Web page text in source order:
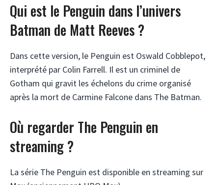
Qui est le Penguin dans l’univers
Batman de Matt Reeves ?
Dans cette version, le Penguin est Oswald Cobblepot,
interprété par Colin Farrell. Il est un criminel de
Gotham qui gravit les échelons du crime organisé
après la mort de Carmine Falcone dans The Batman.
Où regarder The Penguin en
streaming ?
La série The Penguin est disponible en streaming sur